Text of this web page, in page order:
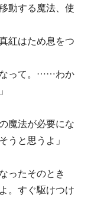
動する魔法、使
紅はため息をつ
なって。……わか
魔法が必要にな
うと思うよ」
ったそのとき
。すぐ駆けつけ